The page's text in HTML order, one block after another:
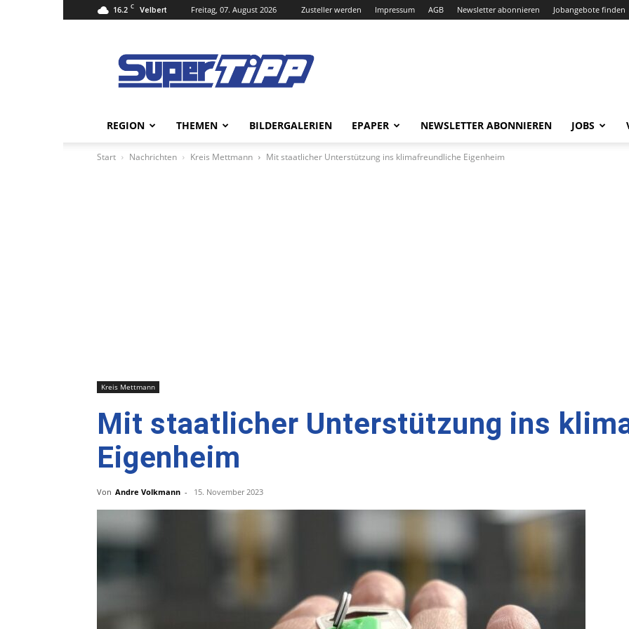
16.2 C Velbert Freitag, 07. August 2026 Zusteller werden Impressum AGB Newsletter abonnieren Jobangebote finden
Tipp
Online
REGION THEMEN BILDERGALERIEN EPAPER NEWSLETTER ABONNIEREN JOBS
Start Nachrichten Kreis Mettmann Mit staatlicher Unterstützung ins klimafreundliche Eigenheim
Kreis Mettmann
Mit staatlicher Unterstützung ins
Eigenheim
Von Andre Volkmann - 15. November 2023